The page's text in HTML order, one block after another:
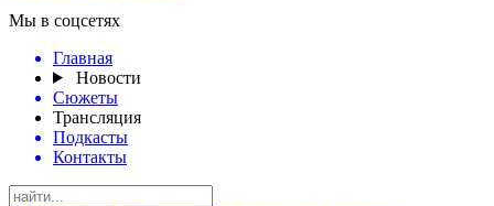
Мы в соцсетях
Главная
Новости
Сюжеты
Трансляция
Подкасты
Контакты